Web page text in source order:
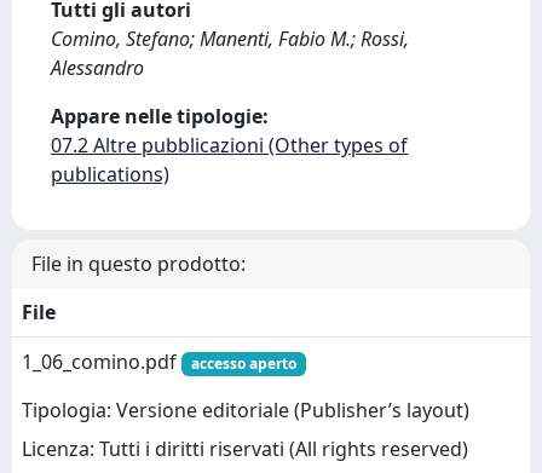
Tutti gli autori
Comino, Stefano; Manenti, Fabio M.; Rossi,
Alessandro
Appare nelle tipologie:
07.2 Altre pubblicazioni (Other types of
publications)
File in questo prodotto:
File
1_06_comino.pdf
accesso aperto
Tipologia: Versione editoriale (Publisher’s layout)
Licenza: Tutti i diritti riservati (All rights reserved)